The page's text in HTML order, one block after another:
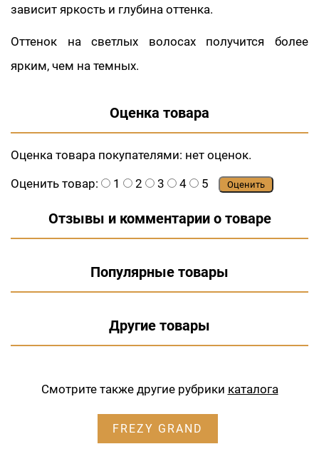
зависит яркость и глубина оттенка.
Оттенок на светлых волосах получится более
ярким, чем на темных.
Оценка товара
Оценка товара покупателями: нет оценок.
Оценить товар:
1 2 3 4 5 Оценить
Отзывы и комментарии о товаре
Популярные товары
Другие товары
Смотрите также другие рубрики каталога
FREZY GRAND